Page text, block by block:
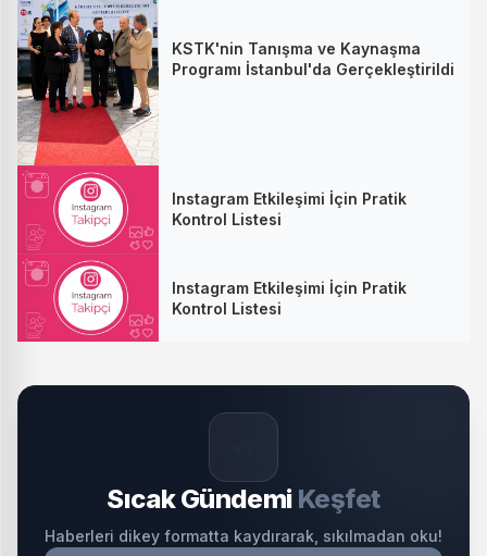
KSTK'nin Tanışma ve Kaynaşma
Programı İstanbul'da Gerçekleştirildi
Instagram Etkileşimi İçin Pratik
Kontrol Listesi
Instagram Etkileşimi İçin Pratik
Kontrol Listesi
Sıcak Gündemi Keşfet
Haberleri dikey formatta kaydırarak, sıkılmadan oku!